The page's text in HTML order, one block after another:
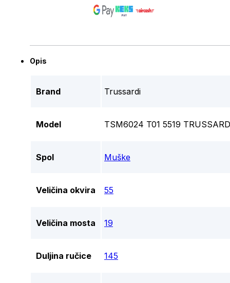
Opis
Brand Trussardi
Model TSM6024 T01 5519
Spol Muške
Veličina okvira 55
Veličina mosta 19
Duljina ručice 145